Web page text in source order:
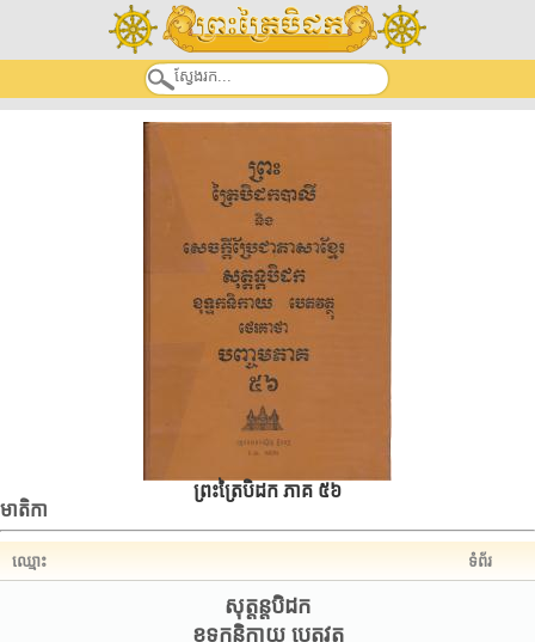
ព្រះត្រៃបិដក ភាគ ៥៦
មាតិកា
ឈ្មោះ ទំព័រ
សុត្តន្តបិដក
ខុទ្ទកនិកាយ បេតវត្ថុ